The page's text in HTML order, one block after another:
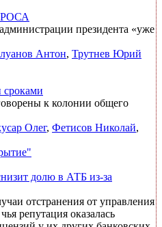
президента «уже
Антон, Трутнев Юрий
сроками
к колонии общего
Олег, Фетисов Николай,
долю в АТБ из-за
отстранения от управления
репутация оказалась